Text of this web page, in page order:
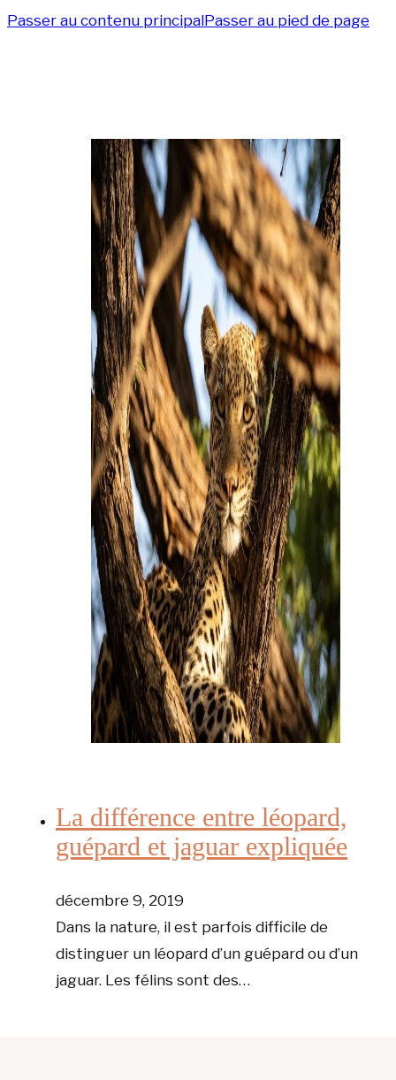
Passer au contenu principalPasser au pied de page
La différence entre léopard,
guépard et jaguar expliquée
décembre 9, 2019
Dans la nature, il est parfois difficile de
distinguer un léopard d’un guépard ou d’un
jaguar. Les félins sont des…